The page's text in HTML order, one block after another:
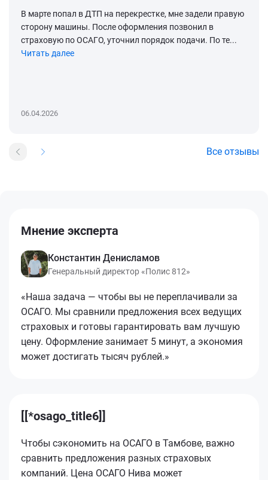
В марте попал в ДТП на перекрестке, мне задели правую
сторону машины. После оформления позвонил в
страховую по ОСАГО, уточнил порядок подачи. По те...
Читать далее
06.04.2026
Все отзывы
Мнение эксперта
Константин Денисламов
Генеральный директор «Полис 812»
«Наша задача — чтобы вы не переплачивали за
ОСАГО. Мы сравнили предложения всех ведущих
страховых и готовы гарантировать вам лучшую
цену. Оформление занимает 5 минут, а экономия
может достигать тысяч рублей.»
[[*osago_title6]]
Чтобы сэкономить на ОСАГО в Тамбове, важно
сравнить предложения разных страховых
компаний. Цена ОСАГО Нива может